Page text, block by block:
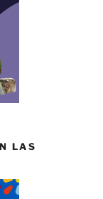
LAS